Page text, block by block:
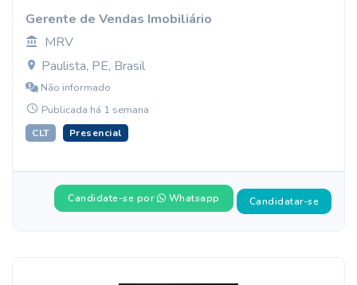
Gerente de Vendas Imobiliário
MRV
Paulista, PE, Brasil
Não informado
Publicada há 1 semana
CLT Presencial
Candidate-se por Whatsapp Candidatar-se